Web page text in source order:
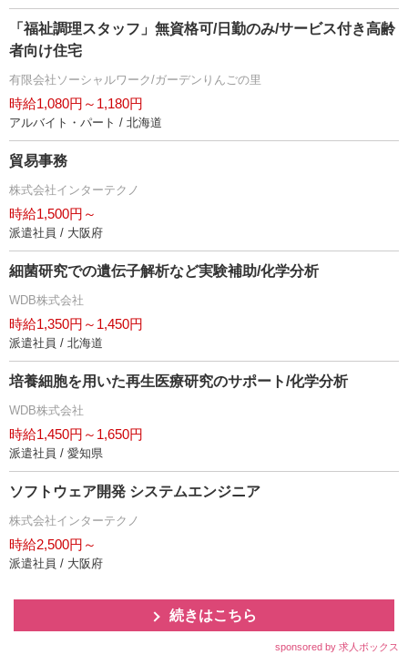
「福祉調理スタッフ」無資格可/日勤のみ/サービス付き高齢
者向け住宅
有限会社ソーシャルワーク/ガーデンりんごの里
時給1,080円～1,180円
アルバイト・パート / 北海道
貿易事務
株式会社インターテクノ
時給1,500円～
派遣社員 / 大阪府
細菌研究での遺伝子解析など実験補助/化学分析
WDB株式会社
時給1,350円～1,450円
派遣社員 / 北海道
培養細胞を用いた再生医療研究のサポート/化学分析
WDB株式会社
時給1,450円～1,650円
派遣社員 / 愛知県
ソフトウェア開発 システムエンジニア
株式会社インターテクノ
時給2,500円～
派遣社員 / 大阪府
続きはこちら
sponsored by 求人ボックス